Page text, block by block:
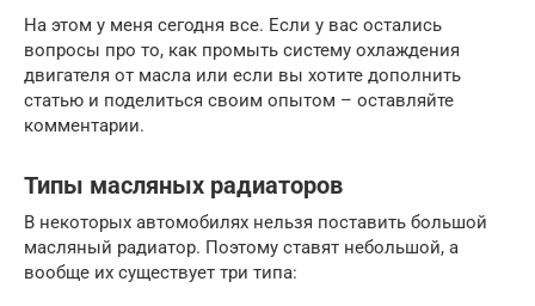
На этом у меня сегодня все. Если у вас остались
вопросы про то, как промыть систему охлаждения
двигателя от масла или если вы хотите дополнить
статью и поделиться своим опытом – оставляйте
комментарии.
Типы масляных радиаторов
В некоторых автомобилях нельзя поставить большой
масляный радиатор. Поэтому ставят небольшой, а
вообще их существует три типа: